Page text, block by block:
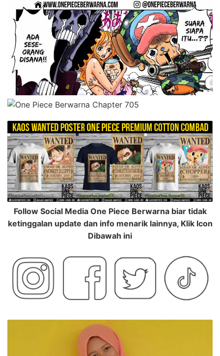
Follow Social Media One Piece Berwarna biar tidak
ketinggalan update dan info menarik lainnya, Klik Icon
Dibawah ini